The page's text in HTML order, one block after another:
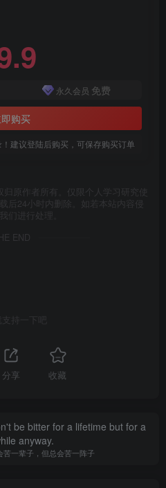
永久会员 免费
购买
建议登陆后购买，可保存购买订单
原作者所有。仅限个人学习研究使
后24小时内删除。如若本站内容侵
们进行处理。
END
支持一下吧
分享 收藏
be bitter for a lifetime but for a
anyway.
苦一辈子，但总会苦一阵子